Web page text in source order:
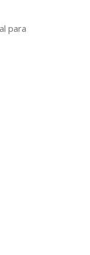
para